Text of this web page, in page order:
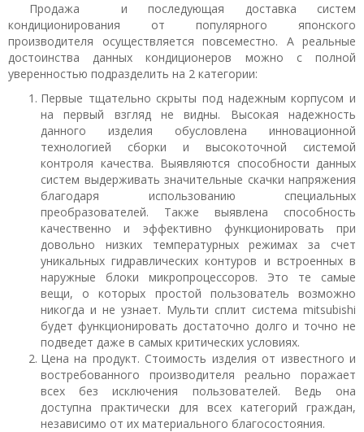
Продажа и последующая доставка систем
кондиционирования от популярного японского
производителя осуществляется повсеместно. А реальные
достоинства данных кондиционеров можно с полной
уверенностью подразделить на 2 категории:
Первые тщательно скрыты под надежным корпусом и
на первый взгляд не видны. Высокая надежность
данного изделия обусловлена инновационной
технологией сборки и высокоточной системой
контроля качества. Выявляются способности данных
систем выдерживать значительные скачки напряжения
благодаря использованию специальных
преобразователей. Также выявлена способность
качественно и эффективно функционировать при
довольно низких температурных режимах за счет
уникальных гидравлических контуров и встроенных в
наружные блоки микропроцессоров. Это те самые
вещи, о которых простой пользователь возможно
никогда и не узнает. Мульти сплит система mitsubishi
будет функционировать достаточно долго и точно не
подведет даже в самых критических условиях.
Цена на продукт. Стоимость изделия от известного и
востребованного производителя реально поражает
всех без исключения пользователей. Ведь она
доступна практически для всех категорий граждан,
независимо от их материального благосостояния.